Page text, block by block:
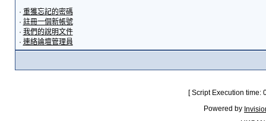
· 重獲忘記的密碼
· 註冊一個新帳號
· 我們的說明文件
· 連絡論壇管理員
[ Script Execution
Powered by